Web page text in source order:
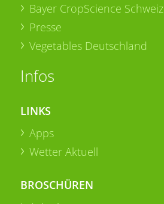
Bayer CropScience Schweiz
Presse
Vegetables Deutschland
Infos
LINKS
Apps
Wetter Aktuell
BROSCHÜREN